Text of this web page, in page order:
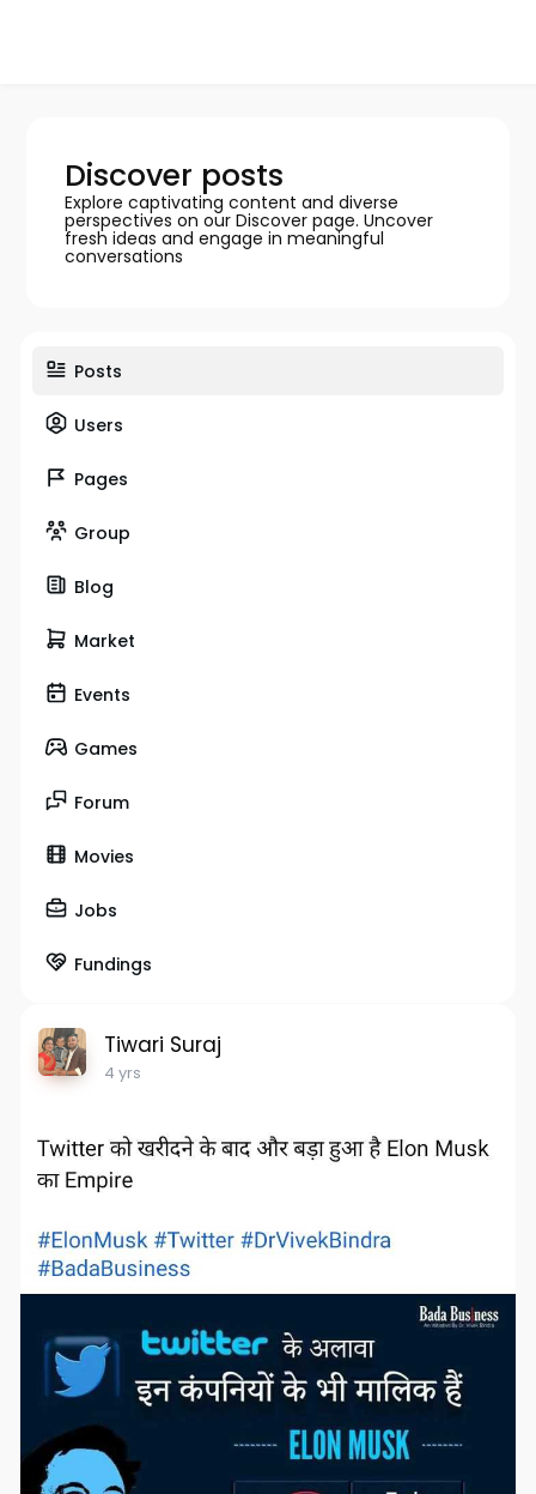
Discover posts
Explore captivating content and diverse
perspectives on our Discover page. Uncover
fresh ideas and engage in meaningful
conversations
Posts
Users
Pages
Group
Blog
Market
Events
Games
Forum
Movies
Jobs
Fundings
Tiwari Suraj
4 yrs